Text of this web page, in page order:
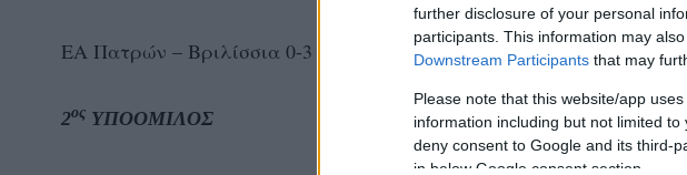
further disclosure of your personal
participants. This information may
Downstream Participants that may
Please note that this website/app
information including but not limited
deny consent to Google and its third-
in below Google consent section.
ΕΑ Πατρών – Βριλίσσια 0-3
2ος ΥΠΟΟΜΙΛΟΣ